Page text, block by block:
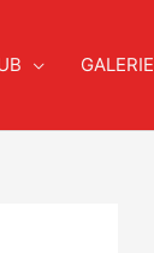
GALERIE